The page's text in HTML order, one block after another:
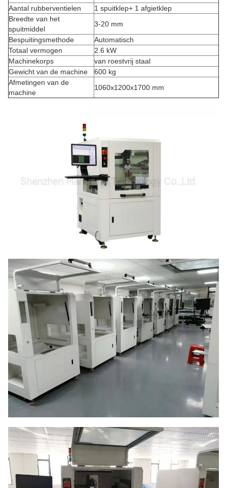
Aantal rubberventielen
1 spuitklep+ 1 afgietklep
Breedte van het
spuitmiddel
3-20 mm
Bespuitingsmethode
Automatisch
Totaal vermogen
2.6 kW
Machinekorps
van roestvrij staal
Gewicht van de machine
600 kg
Afmetingen van de
machine
1060x1200x1700 mm